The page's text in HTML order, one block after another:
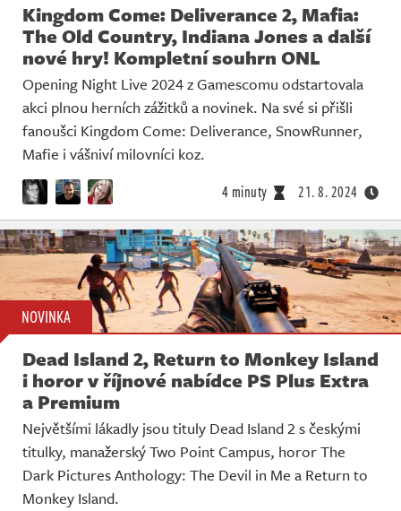
Kingdom Come: Deliverance 2, Mafia:
The Old Country, Indiana Jones a další
nové hry! Kompletní souhrn ONL
Opening Night Live 2024 z Gamescomu odstartovala
akci plnou herních zážitků a novinek. Na své si přišli
fanoušci Kingdom Come: Deliverance, SnowRunner,
Mafie i vášniví milovníci koz.
4 minuty 21. 8. 2024
NOVINKA
Dead Island 2, Return to Monkey Island
i horor v říjnové nabídce PS Plus Extra
a Premium
Největšími lákadly jsou tituly Dead Island 2 s českými
titulky, manažerský Two Point Campus, horor The
Dark Pictures Anthology: The Devil in Me a Return to
Monkey Island.